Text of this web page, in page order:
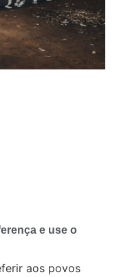
e use o
aos povos